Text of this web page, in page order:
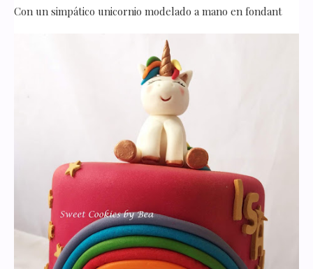
Con un simpático unicornio modelado a mano en fondant